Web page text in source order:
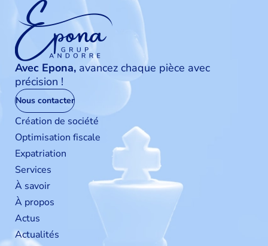
Avec Epona, avancez chaque pièce avec
précision !
Nous contacter
Création de société
Optimisation fiscale
Expatriation
Services
À savoir
À propos
Actus
Actualités